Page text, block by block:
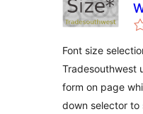
Font size
Tradesouthwest
form on page
down selector to